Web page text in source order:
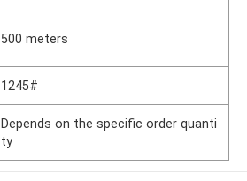
500 meters
1245#
Depends on the specific order quanti
ty